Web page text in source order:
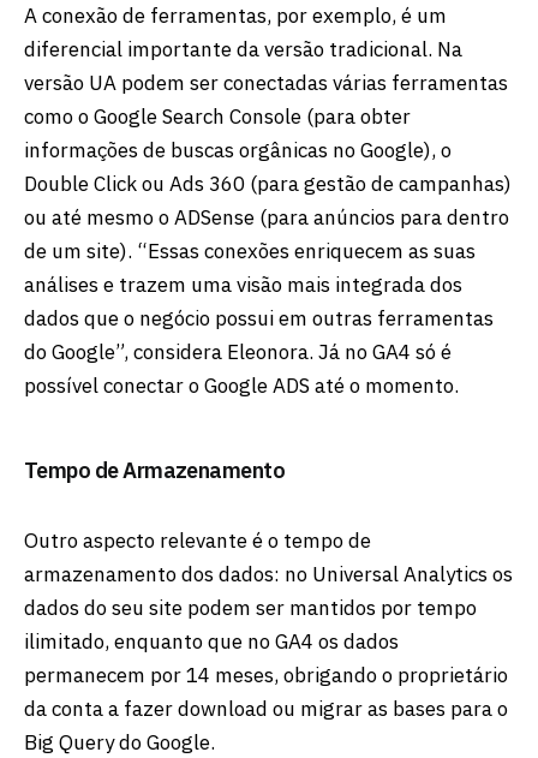
A conexão de ferramentas, por exemplo, é um
diferencial importante da versão tradicional. Na
versão UA podem ser conectadas várias ferramentas
como o Google Search Console (para obter
informações de buscas orgânicas no Google), o
Double Click ou Ads 360 (para gestão de campanhas)
ou até mesmo o ADSense (para anúncios para dentro
de um site). “Essas conexões enriquecem as suas
análises e trazem uma visão mais integrada dos
dados que o negócio possui em outras ferramentas
do Google”, considera Eleonora. Já no GA4 só é
possível conectar o Google ADS até o momento.
Tempo de Armazenamento
Outro aspecto relevante é o tempo de
armazenamento dos dados: no Universal Analytics os
dados do seu site podem ser mantidos por tempo
ilimitado, enquanto que no GA4 os dados
permanecem por 14 meses, obrigando o proprietário
da conta a fazer download ou migrar as bases para o
Big Query do Google.